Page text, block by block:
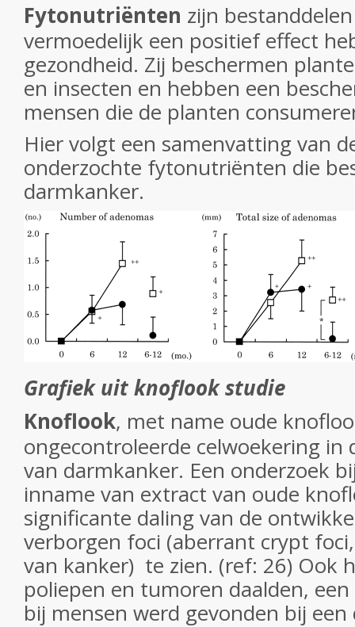
Fytonutriënten zijn
vermoedelijk een positief effect
gezondheid. Zij beschermen
en insecten en hebben een
mensen die de planten
Hier volgt een samenvatting van
onderzochte fytonutriënten die
darmkanker.
Grafiek uit knoflook studie
Knoflook, met name oude
ongecontroleerde celwoekering in
van darmkanker. Een onderzoek
inname van extract van oude
significante daling van de
verborgen foci (aberrant crypt
van kanker) te zien. (ref: 26) Ook
poliepen en tumoren daalden,
bij mensen werd gevonden bij